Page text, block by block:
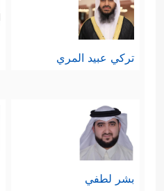
تركي عبيد المري
بشر لطفي